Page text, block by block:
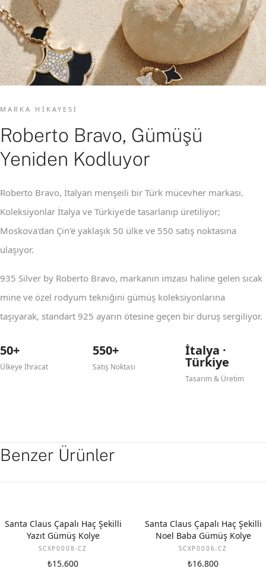
MARKA HIKAYESI
Roberto Bravo, Gümüşü
Yeniden Kodluyor
Roberto Bravo, İtalyan menşeili bir Türk mücevher markası.
Koleksiyonlar İtalya ve Türkiye'de tasarlanıp üretiliyor;
Moskova'dan Çin'e yaklaşık 50 ülke ve 550 satış noktasına
ulaşıyor.
935 Silver by Roberto Bravo, markanın imzası haline gelen sıcak
mine ve özel rodyum tekniğini gümüş koleksiyonlarına
taşıyarak, standart 925 ayarın ötesine geçen bir duruş sergiliyor.
50+
Ülkeye İhracat
550+
Satış Noktası
İtalya ·
Türkiye
Tasarım & Üretim
Benzer Ürünler
Santa Claus Çapalı Haç Şekilli
Yazıt Gümüş Kolye
SCXP0008-CZ
₺15.600
Santa Claus Çapalı Haç Şekilli
Noel Baba Gümüş Kolye
SCXP0006-CZ
₺16.800